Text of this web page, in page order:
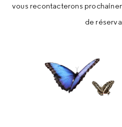
vous recontacterons
de